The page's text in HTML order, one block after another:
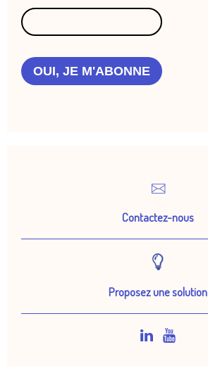
OUI, JE M'ABONNE
Contactez-nous
Proposez une solution